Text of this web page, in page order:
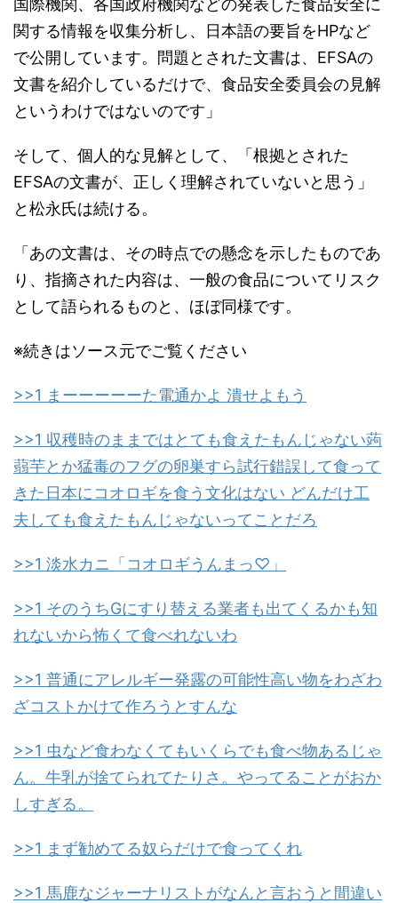
国際機関、各国政府機関などの発表した食品安全に
関する情報を収集分析し、日本語の要旨をHPなど
で公開しています。問題とされた文書は、EFSAの
文書を紹介しているだけで、食品安全委員会の見解
というわけではないのです」
そして、個人的な見解として、「根拠とされた
EFSAの文書が、正しく理解されていないと思う」
と松永氏は続ける。
「あの文書は、その時点での懸念を示したものであ
り、指摘された内容は、一般の食品についてリスク
として語られるものと、ほぼ同様です。
※続きはソース元でご覧ください
>>1 まーーーーーた電通かよ 潰せよもう
>>1 収穫時のままではとても食えたもんじゃない蒟
蒻芋とか猛毒のフグの卵巣すら試行錯誤して食って
きた日本にコオロギを食う文化はない どんだけ工
夫しても食えたもんじゃないってことだろ
>>1 淡水カニ「コオロギうんまっ♡」
>>1 そのうちGにすり替える業者も出てくるかも知
れないから怖くて食べれないわ
>>1 普通にアレルギー発露の可能性高い物をわざわ
ざコストかけて作ろうとすんな
>>1 虫など食わなくてもいくらでも食べ物あるじゃ
ん。牛乳が捨てられてたりさ。やってることがおか
しすぎる。
>>1 まず勧めてる奴らだけで食ってくれ
>>1 馬鹿なジャーナリストがなんと言おうと間違い